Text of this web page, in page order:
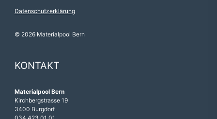
Datenschutzerklärung
© 2026 Materialpool Bern
KONTAKT
Materialpool Bern
Kirchbergstrasse 19
3400 Burgdorf